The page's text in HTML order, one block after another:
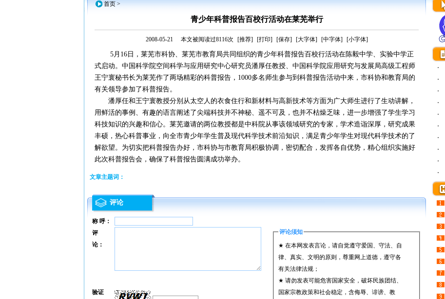
首页 >
青少年科普报告百校行活动在莱芜举行
2008-05-21 本文被阅读过8116次 [推荐] [打印] [保存] [大字体] [中字体] [小字体]
5月 16日 ，莱芜市科协、莱芜市教育局共同组织的青少年科普报告百校行活动在陈毅中学、实验中学正
式启动。中国科学院空间科学与应用研究中心研究员潘厚任教授、中国科学院应用研究与发展局高级工程师
王宁寰秘书长为莱芜作了两场精彩的科普报告， 1000多名师生参与到科普报告活动中来，市科协和教育局的
有关领导参加了科普报告。
潘厚任和王宁寰教授分别从太空人的衣食住行和新材料与高新技术等方面为广大师生进行了生动讲解，
用鲜活的事例、有趣的语言阐述了尖端科技并不神秘、遥不可及，也并不枯燥乏味，进一步增强了学生学习
科技知识的兴趣和信心。莱芜邀请的两位教授都是中科院从事该领域研究的专家，学术造诣深厚，研究成果
丰硕，热心科普事业，向全市青少年学生普及现代科学技术前沿知识，满足青少年学生对现代科学技术的了
解欲望。为切实把科普报告办好，市科协与市教育局积极协调，密切配合，发挥各自优势，精心组织实施好
此次科普报告会，确保了科普报告圆满成功举办。
文章主题词：
评论
称 呼：
评论须知
★ 在本网发表言论，请自觉遵守爱国、守法、自
律、真实、文明的原则，尊重网上道德，遵守各
有关法律法规；
★ 请勿发表可能危害国家安全，破坏民族团结、
国家宗教政策和社会稳定，含侮辱、诽谤、教
评
论：
验证